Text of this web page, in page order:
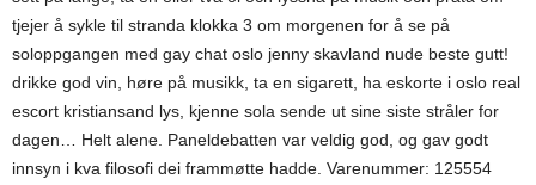
tjejer å sykle til stranda klokka 3 om morgenen for å se på
soloppgangen med gay chat oslo jenny skavland nude beste gutt!
drikke god vin, høre på musikk, ta en sigarett, ha eskorte i oslo real
escort kristiansand lys, kjenne sola sende ut sine siste stråler for
dagen… Helt alene. Paneldebatten var veldig god, og gav godt
innsyn i kva filosofi dei frammøtte hadde. Varenummer: 125554